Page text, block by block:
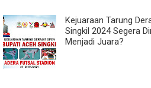
Kejuaraan Tarung
Singkil 2024 Segera
Menjadi Juara?